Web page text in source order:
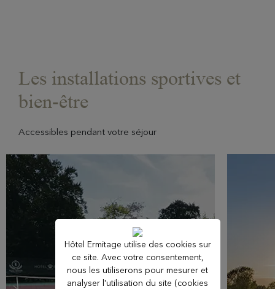
Les installations sportives et
bien-être
Accessibles pendant votre séjour
Hôtel Ermitage utilise des cookies sur
ce site. Avec votre consentement,
nous les utiliserons pour mesurer et
analyser l'utilisation du site (cookies